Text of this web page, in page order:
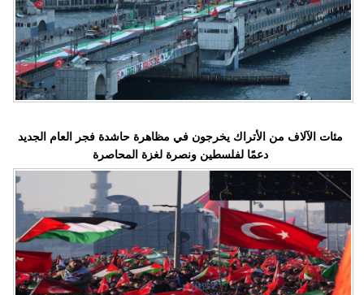
مئات الآلاف من الأتراك يخرجون في مظاهرة حاشدة فجر العام الجديد
دعمًا لفلسطين ونصرة لغزة المحاصرة